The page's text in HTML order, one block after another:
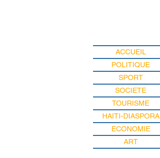
ACCUEIL
POLITIQUE
SPORT
SOCIETE
TOURISME
HAITI-DIASPORA
ECONOMIE
ART